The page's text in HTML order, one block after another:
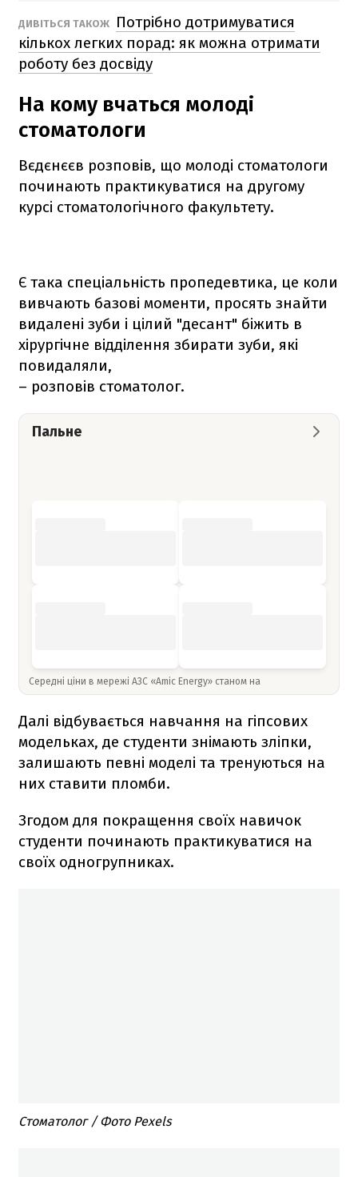
ДИВІТЬСЯ ТАКОЖ
Потрібно дотримуватися
кількох легких порад: як можна отримати
роботу без досвіду
На кому вчаться молоді
стоматологи
Вєдєнєєв розповів, що молоді стоматологи
починають практикуватися на другому
курсі стоматологічного факультету.
Є така спеціальність пропедевтика, це коли
вивчають базові моменти, просять знайти
видалені зуби і цілий "десант" біжить в
хірургічне відділення збирати зуби, які
повидаляли,
– розповів стоматолог.
Пальне
Середні ціни в мережі АЗС «Amic Energy» станом на
Далі відбувається навчання на гіпсових
модельках, де студенти знімають зліпки,
залишають певні моделі та тренуються на
них ставити пломби.
Згодом для покращення своїх навичок
студенти починають практикуватися на
своїх одногрупниках.
Стоматолог / Фото Pexels